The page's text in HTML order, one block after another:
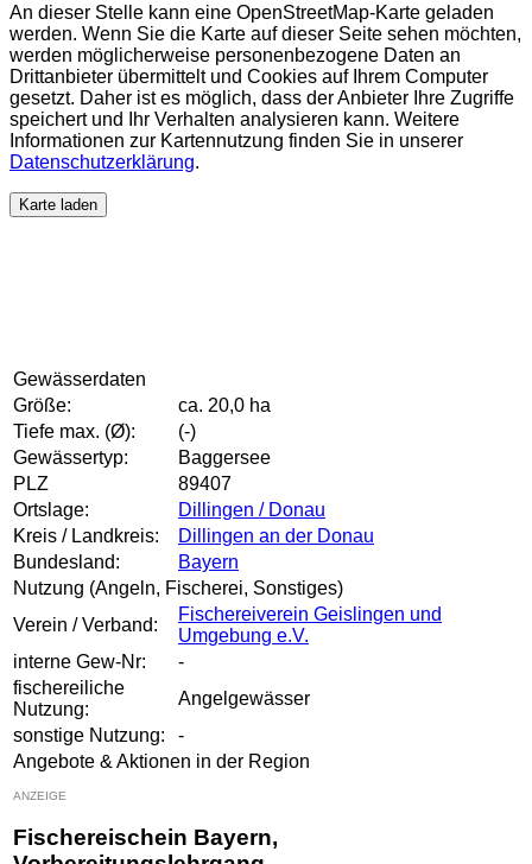
An dieser Stelle kann eine OpenStreetMap-Karte geladen
werden. Wenn Sie die Karte auf dieser Seite sehen möchten,
werden möglicherweise personenbezogene Daten an
Drittanbieter übermittelt und Cookies auf Ihrem Computer
gesetzt. Daher ist es möglich, dass der Anbieter Ihre Zugriffe
speichert und Ihr Verhalten analysieren kann. Weitere
Informationen zur Kartennutzung finden Sie in unserer
Datenschutzerklärung.
Karte laden
Gewässerdaten
Größe:
ca. 20,0 ha
Tiefe max. (Ø):
(-)
Gewässertyp:
Baggersee
PLZ
89407
Ortslage:
Dillingen / Donau
Kreis / Landkreis:
Dillingen an der Donau
Bundesland:
Bayern
Nutzung (Angeln, Fischerei, Sonstiges)
Verein / Verband:
Fischereiverein Geislingen und
Umgebung e.V.
interne Gew-Nr:
-
fischereiliche
Nutzung:
Angelgewässer
sonstige Nutzung:
-
Angebote & Aktionen in der Region
ANZEIGE
Fischereischein Bayern,